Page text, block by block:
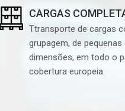
CARGAS
Ttransporte de cargas
grupagem, de pequenas
dimensões, em todo o
cobertura europeia.